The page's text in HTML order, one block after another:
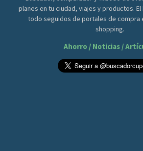
planes en tu ciudad, viajes y productos.
todo seguidos de portales de compra
shopping.
Ahorro / Noticias /